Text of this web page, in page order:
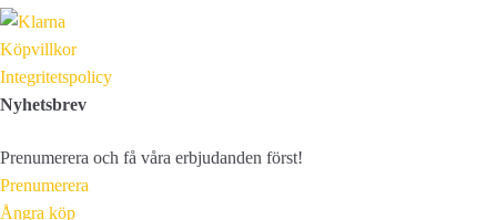
Köpvillkor
Integritetspolicy
Nyhetsbrev
Prenumerera och få våra erbjudanden först!
Prenumerera
Ångra köp